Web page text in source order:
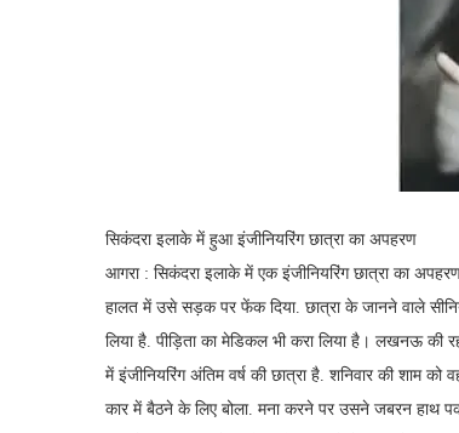
सिकंदरा इलाके में हुआ इंजीनियरिंग छात्रा का अपहरण
आगरा : सिकंदरा इलाके में एक इंजीनियरिंग छात्रा का
हालत में उसे सड़क पर फेंक दिया. छात्रा के जानने वाले
लिया है. पीड़िता का मेडिकल भी करा लिया है। लखनऊ की
में इंजीनियरिंग अंतिम वर्ष की छात्रा है. शनिवार की शाम
कार में बैठने के लिए बोला. मना करने पर उसने जबरन हाथ